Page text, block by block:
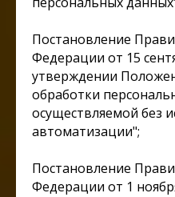
Постановление
Федерации от 15
утверждении
обработки
осуществляемой без
автоматизации";
Постановление
Федерации от 1